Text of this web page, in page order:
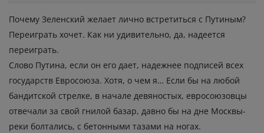
Почему Зеленский желает лично встретиться с Путиным?
Переиграть хочет. Как ни удивительно, да, надеется
переиграть.
Слово Путина, если он его дает, надежнее подписей всех
государств Евросоюза. Хотя, о чем я… Если бы на любой
бандитской стрелке, в начале девяностых, евросоюзовцы
отвечали за свой гнилой базар, давно бы на дне Москвы-
реки болтались, с бетонными тазами на ногах.